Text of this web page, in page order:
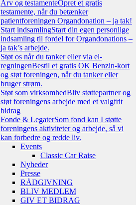
Arv og testamenteOpret et gratis
testamente, når du betænker
patientforeningen Organdonation – ja tak!
Start indsamlingStart din egen personlige
indsamling til fordel for Organdonations –
ja tak’s arbejde.
Støt os når du tanker eller via el-
regningenBestil et gratis OK Benzin-kort
og støt foreningen, når du tanker eller
bruger strøm.
Støt som virksomhedBliv støttepartner og
støt foreningens arbejde med et valgfrit
bidrag
Fonde & LegaterSom fond kan I støtte
foreningens aktiviteter og arbejde, så vi
kan forbedre og redde liv.
Events
Classic Car Raise
Nyheder
Presse
RÅDGIVNING
BLIV MEDLEM
GIV ET BIDRAG